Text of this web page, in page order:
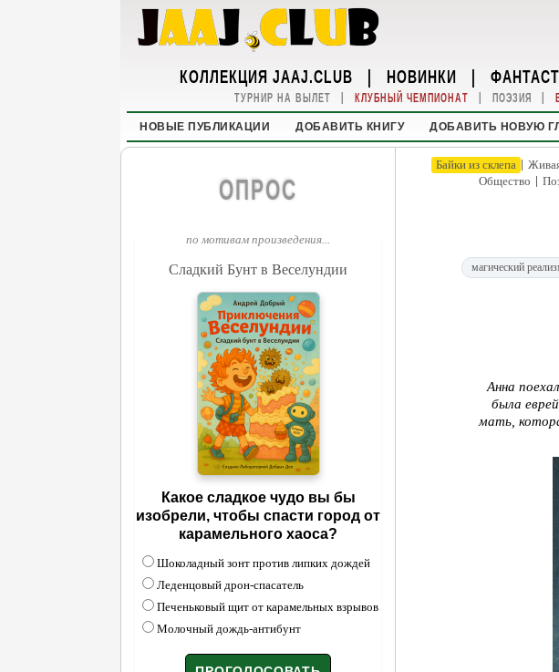
КОЛЛЕКЦИЯ JAAJ.CLUB | НОВИНКИ |
ТУРНИР НА ВЫЛЕТ | КЛУБНЫЙ ЧЕМПИОНАТ | ПОЭЗИЯ |
НОВЫЕ ПУБЛИКАЦИИ ДОБАВИТЬ КНИГУ ДОБАВИТЬ НОВУЮ
ОПРОС
по мотивам произведения...
Сладкий Бунт в Веселундии
Какое сладкое чудо вы бы
изобрели, чтобы спасти город от
карамельного хаоса?
Шоколадный зонт против липких дождей
Леденцовый дрон-спасатель
Печеньковый щит от карамельных взрывов
Молочный дождь-антибунт
Байки из склепа |
Общество |
магический
Анна
была
мать,